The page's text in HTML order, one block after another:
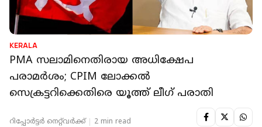
KERALA
PMA സലാമിനെതിരായ അധിക്ഷേപ
പരാമർശം; CPIM ലോക്കല്‍
സെക്രട്ടറിക്കെതിരെ യൂത്ത് ലീഗ് പരാതി
റിപ്പോർട്ടർ നെറ്റ്‌വര്‍ക്ക്‌ 2 min read